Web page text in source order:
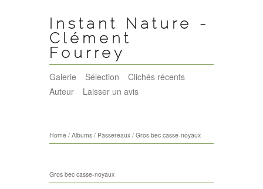
Instant Nature -
Clément
Fourrey
Galerie Sélection
Clichés récents
Auteur
Laisser un avis
Home / Albums / Passereaux / Gros bec casse-noyaux
Gros bec casse-noyaux